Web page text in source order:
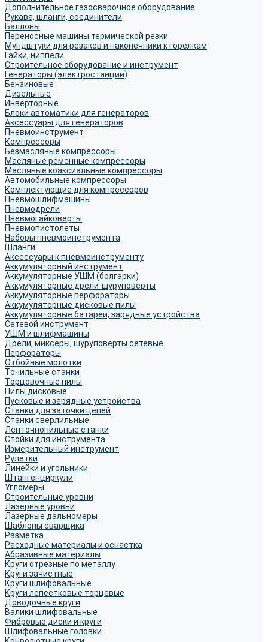
Дополнительное газосварочное оборудование
Рукава, шланги, соединители
Баллоны
Переносные машины термической резки
Мундштуки для резаков и наконечники к горелкам
Гайки, ниппели
Строительное оборудование и инструмент
Генераторы (электростанции)
Бензиновые
Дизельные
Инверторные
Блоки автоматики для генераторов
Аксессуары для генераторов
Пневмоинструмент
Компрессоры
Безмасляные компрессоры
Масляные ременные компрессоры
Масляные коаксиальные компрессоры
Автомобильные компрессоры
Комплектующие для компрессоров
Пневмошлифмашины
Пневмодрели
Пневмогайковерты
Пневмопистолеты
Наборы пневмоинструмента
Шланги
Аксессуары к пневмоинструменту
Аккумуляторный инструмент
Аккумуляторные УШМ (болгарки)
Аккумуляторные дрели-шуруповерты
Аккумуляторные перфораторы
Аккумуляторные дисковые пилы
Аккумуляторные батареи, зарядные устройства
Сетевой инструмент
УШМ и шлифмашины
Дрели, миксеры, шуруповерты сетевые
Перфораторы
Отбойные молотки
Точильные станки
Торцовочные пилы
Пилы дисковые
Пусковые и зарядные устройства
Станки для заточки цепей
Станки сверлильные
Ленточнопильные станки
Стойки для инструмента
Измерительный инструмент
Рулетки
Линейки и угольники
Штангенциркули
Угломеры
Строительные уровни
Лазерные уровни
Лазерные дальномеры
Шаблоны сварщика
Разметка
Расходные материалы и оснастка
Абразивные материалы
Круги отрезные по металлу
Круги зачистные
Круги шлифовальные
Круги лепестковые торцевые
Доводочные круги
Валики шлифовальные
Фибровые диски и круги
Шлифовальные головки